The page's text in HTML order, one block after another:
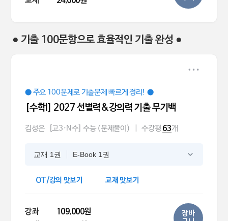
● 기출 100문항으로 효율적인 기출 완성 ●
● 주요 100문제로 기출문제 빠르게 정리! ●
[수학l] 2027 선별력&강의력 기출 무기백
김성은 [고3·N수] 수능 (문제풀이) 수강평 63개
교재 1권 E-Book 1권
OT/강의 맛보기 교재 맛보기
강좌
109,000원
장바